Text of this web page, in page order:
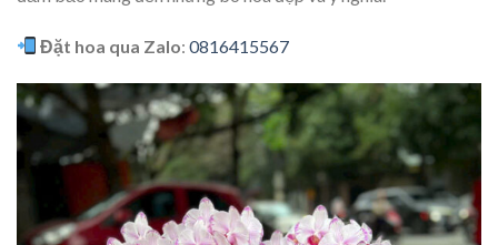
Đặt hoa qua Zalo:0816415567